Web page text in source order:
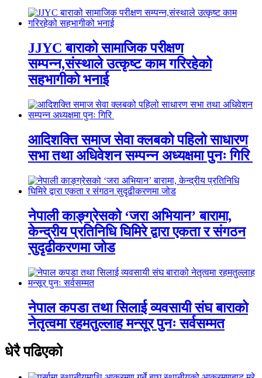
JJYC बाराको सामाजिक परीक्षण
सम्पन्न,संस्थाले उत्कृष्ट काम गरिरहेको
सहभागीको भनाई
आदिशक्ति समाज सेवा क्लबको पहिलो साधारण
सभा तथा अधिवेशन सम्पन्न अध्यक्षमा पुनः गिरि
नेपाली काङ्ग्रेसको ‘जरा अभियान’ बारामा,
केन्द्रीय प्रतिनिधि घिमिरे द्वारा एकता र संगठन
सुदृढीकरणमा जोड
नेपाल कपडा तथा सिलाई व्यवसायी संघ बाराको
नेतृत्वमा रहमतुल्लाह मन्सूर पुनः सर्वसम्मत
धेरै पढिएको